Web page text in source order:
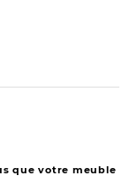
que votre meuble